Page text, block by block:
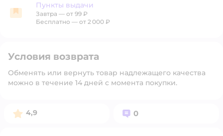
Пункты выдачи
Пункты выдачи
Завтра — от 99 ₽
Бесплатно — от 2 000 ₽
Условия возврата
Обменять или вернуть товар надлежащего качества
можно в течение 14 дней с момента покупки.
Рейтинг:
4,9 Вопросов:
0